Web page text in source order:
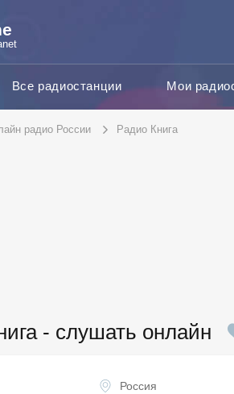
Все радиостанции Мои
радио России Радио Книга
- слушать онлайн
Россия